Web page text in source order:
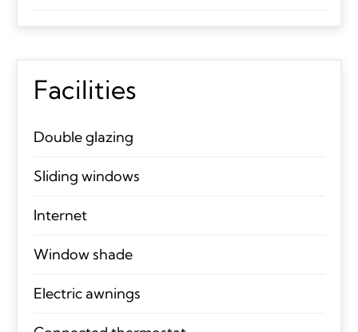
Facilities
Double glazing
Sliding windows
Internet
Window shade
Electric awnings